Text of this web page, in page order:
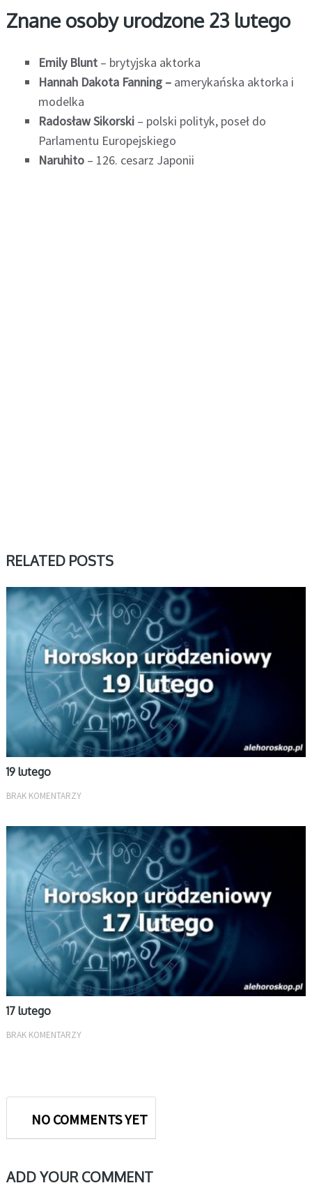
Znane osoby urodzone 23 lutego
Emily Blunt– brytyjska aktorka
Hannah Dakota Fanning – amerykańska aktorka i
modelka
Radosław Sikorski– polski polityk, poseł do
Parlamentu Europejskiego
Naruhito– 126. cesarz Japonii
RELATED POSTS
LUTY
19 lutego
BRAK KOMENTARZY
LUTY
17 lutego
BRAK KOMENTARZY
NO COMMENTS YET
ADD YOUR COMMENT